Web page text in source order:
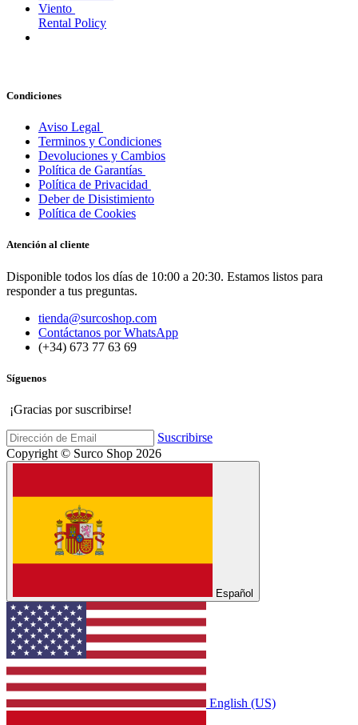
Viento
Rental Policy
Condiciones
Aviso Legal
Terminos y Condiciones
Devoluciones y Cambios
Política de Garantías
Política de Privacidad
Deber de Disistimiento
Política de Cookies
Atención al cliente
Disponible todos los días de 10:00 a 20:30. Estamos listos para
responder a tus preguntas.
tienda@surcoshop.com
Contáctanos por WhatsApp
(+34) 673 77 63 69
Síguenos
¡Gracias por suscribirse!
Suscribirse
Copyright © Surco Shop 2026
Español
English (US)